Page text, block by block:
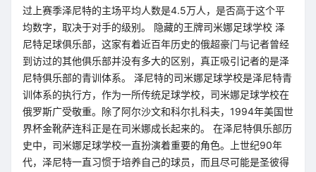
过上赛季泽尼特的主场平均人数是4.5万人，是否高于这个平
均数字，取决于对手的级别。 隐藏的王牌司米娜足球学校 泽
尼特足球俱乐部，这家有着近百年历史的俄超豪门与记者曾经
到访过的其他俱乐部并没有多大的区别，真正吸引记者的是泽
尼特俱乐部的青训体系。 泽尼特的司米娜足球学校是泽尼特青
训体系的执行方，作为一所传统足球学校，司米娜足球学校在
俄罗斯广受敬重。除了阿尔沙文和科尔扎科夫，1994年美国世
界杯金靴萨连科正是在司米娜成长起来的。 在泽尼特俱乐部历
史中，司米娜足球学校一直扮演着重要的角色。上世纪90年
代，泽尼特一直习惯于培养自己的球员，而且尽可能是圣彼得